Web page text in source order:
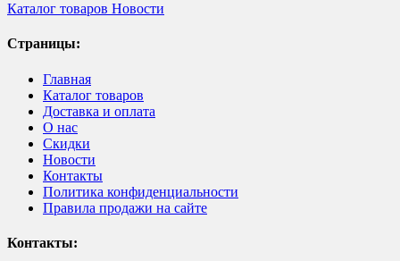
Каталог товаров Новости
Страницы:
Главная
Каталог товаров
Доставка и оплата
О нас
Скидки
Новости
Контакты
Политика конфиденциальности
Правила продажи на сайте
Контакты: